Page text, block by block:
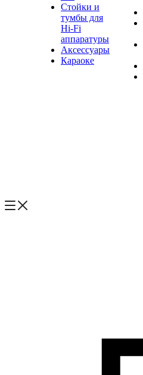
Стойки и
тумбы для
Hi-Fi
аппаратуры
Аксессуары
Караоке